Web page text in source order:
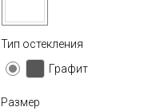
Тип остекления
Графит
Размер